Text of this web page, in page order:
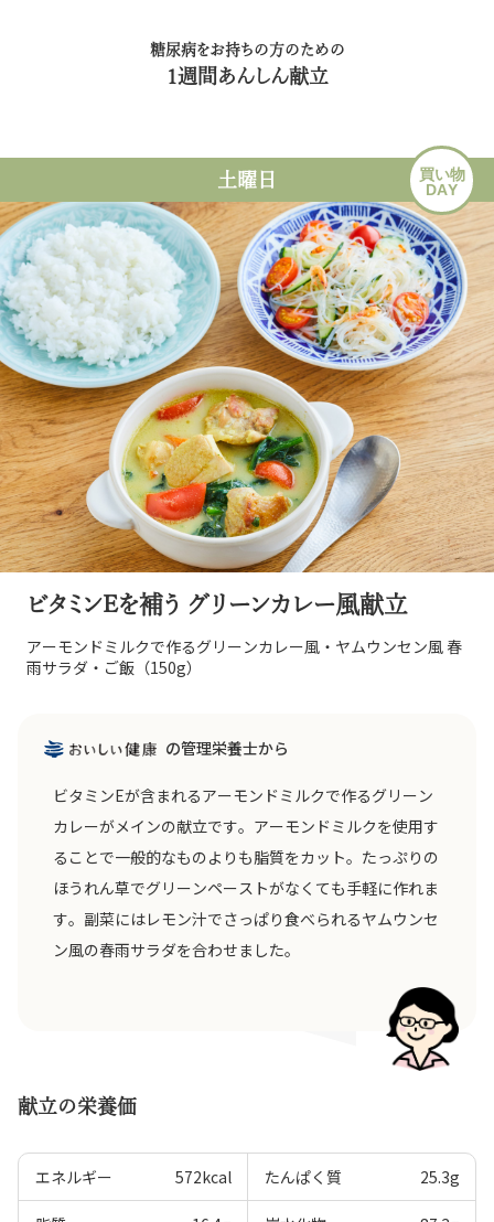
糖尿病をお持ちの方のための
1週間あんしん献立
土曜日
買い物
DAY
ビタミンEを補う グリーンカレー風献立
アーモンドミルクで作るグリーンカレー風・ヤムウンセン風 春
雨サラダ・ご飯（150g）
の管理栄養士から
ビタミンEが含まれるアーモンドミルクで作るグリーン
カレーがメインの献立です。アーモンドミルクを使用す
ることで一般的なものよりも脂質をカット。たっぷりの
ほうれん草でグリーンペーストがなくても手軽に作れま
す。副菜にはレモン汁でさっぱり食べられるヤムウンセ
ン風の春雨サラダを合わせました。
献立の栄養価
エネルギー 572kcal たんぱく質 25.3g